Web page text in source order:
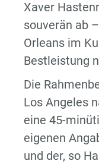
Xaver
souverän ab
Orleans im
Bestleistung
Die
Los Angeles
eine 45-
eigenen
und der, so